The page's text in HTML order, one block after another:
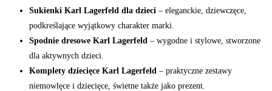
Sukienki Karl Lagerfeld dla dzieci – eleganckie, dziewczęce,
podkreślające wyjątkowy charakter marki.
Spodnie dresowe Karl Lagerfeld – wygodne i stylowe, stworzone
dla aktywnych dzieci.
Komplety dziecięce Karl Lagerfeld – praktyczne zestawy
niemowlęce i dziecięce, świetne także jako prezent.